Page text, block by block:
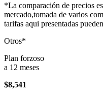
*La comparación de precios
mercado,tomada de varios
tarifas aqui presentadas
Otros*
Plan forzoso
a 12 meses
$8,541